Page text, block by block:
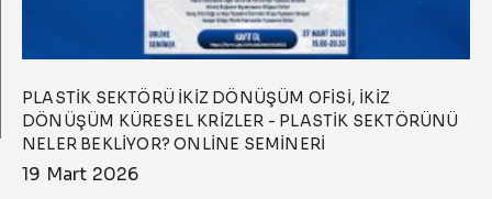
PLASTİK SEKTÖRÜ İKİZ DÖNÜŞÜM OFİSİ, İKİZ
DÖNÜŞÜM KÜRESEL KRİZLER - PLASTİK SEKTÖRÜNÜ
NELER BEKLİYOR? ONLİNE SEMİNERİ
19 Mart 2026